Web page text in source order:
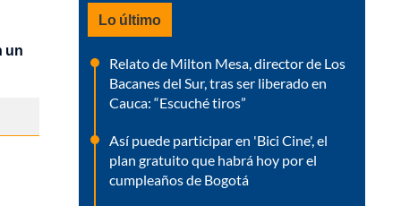
un
Lo último
Relato de Milton Mesa, director de Los
Bacanes del Sur, tras ser liberado en
Cauca: “Escuché tiros”
Así puede participar en 'Bici Cine', el
plan gratuito que habrá hoy por el
cumpleaños de Bogotá